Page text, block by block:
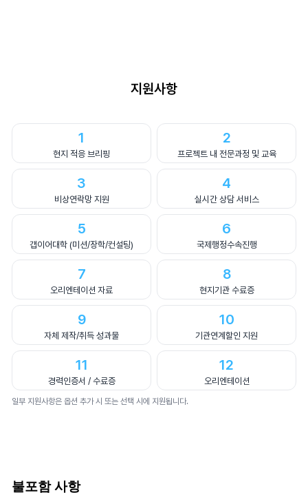
지원사항
1
현지 적응 브리핑
2
프로젝트 내 전문과정 및 교육
3
비상연락망 지원
4
실시간 상담 서비스
5
갭이어대학 (미션/장학/컨설팅)
6
국제행정수속진행
7
오리엔테이션 자료
8
현지기관 수료증
9
자체 제작/취득 성과물
10
기관연계할인 지원
11
경력인증서 / 수료증
12
오리엔테이션
일부 지원사항은 옵션 추가 시 또는 선택 시에 지원됩니다.
불포함 사항